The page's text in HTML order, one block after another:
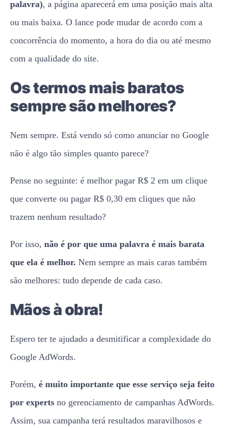
palavra), a página aparecerá em uma posição mais alta
ou mais baixa. O lance pode mudar de acordo com a
concorrência do momento, a hora do dia ou até mesmo
com a qualidade do site.
Os termos mais baratos
sempre são melhores?
Nem sempre. Está vendo só como anunciar no Google
não é algo tão simples quanto parece?
Pense no seguinte: é melhor pagar R$ 2 em um clique
que converte ou pagar R$ 0,30 em cliques que não
trazem nenhum resultado?
Por isso, não é por que uma palavra é mais barata
que ela é melhor. Nem sempre as mais caras também
são melhores: tudo depende de cada caso.
Mãos à obra!
Espero ter te ajudado a desmitificar a complexidade do
Google AdWords.
Porém, é muito importante que esse serviço seja feito
por experts no gerenciamento de campanhas AdWords.
Assim, sua campanha terá resultados maravilhosos e